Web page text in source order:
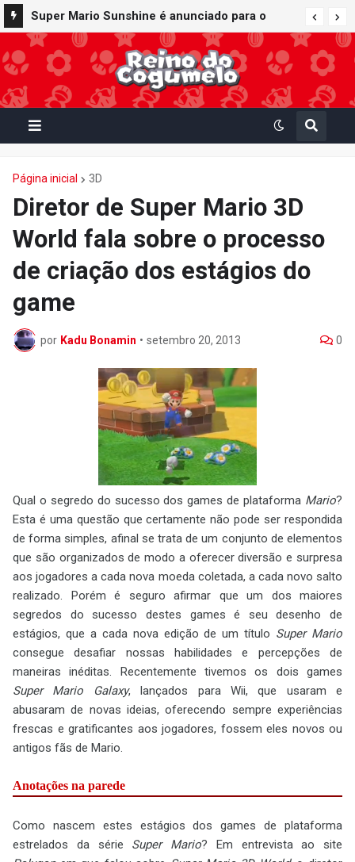
Super Mario Sunshine é anunciado para o
Nintendo GameCube - Nintendo Classics do
Nintendo Switch Online
Página inicial 3D
Diretor de Super Mario 3D
World fala sobre o processo
de criação dos estágios do
game
por Kadu Bonamin • setembro 20, 2013 0
Qual o segredo do sucesso dos games de plataforma Mario?
Esta é uma questão que certamente não pode ser respondida
de forma simples, afinal se trata de um conjunto de elementos
que são organizados de modo a oferecer diversão e surpresa
aos jogadores a cada nova moeda coletada, a cada novo salto
realizado. Porém é seguro afirmar que um dos maiores
segredos do sucesso destes games é seu desenho de
estágios, que a cada nova edição de um título Super Mario
consegue desafiar nossas habilidades e percepções de
maneiras inéditas. Recentemente tivemos os dois games
Super Mario Galaxy, lançados para Wii, que usaram e
abusaram de novas ideias, oferecendo sempre experiências
frescas e gratificantes aos jogadores, fossem eles novos ou
antigos fãs de Mario.
Anotações na parede
Como nascem estes estágios dos games de plataforma
estrelados da série Super Mario? Em entrevista ao site